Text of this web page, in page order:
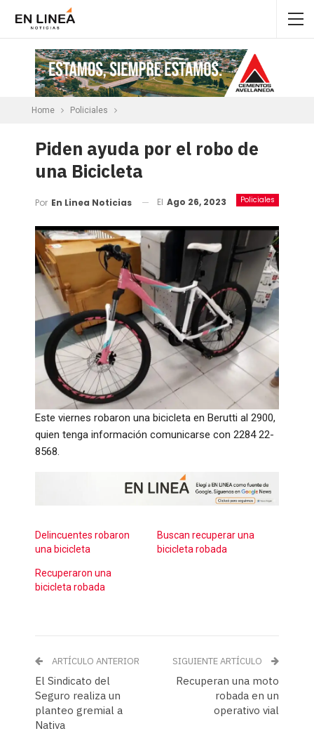
Home Policiales
Piden ayuda por el robo de
una Bicicleta
Policiales
Por En Linea Noticias El Ago 26, 2023
Este viernes robaron una bicicleta en Berutti al 2900,
quien tenga información comunicarse con 2284 22-
8568.
Delincuentes robaron
una bicicleta
Buscan recuperar una
bicicleta robada
Recuperaron una
bicicleta robada
ARTÍCULO ANTERIOR
El Sindicato del
Seguro realiza un
planteo gremial a
Nativa
SIGUIENTE ARTÍCULO
Recuperan una moto
robada en un
operativo vial